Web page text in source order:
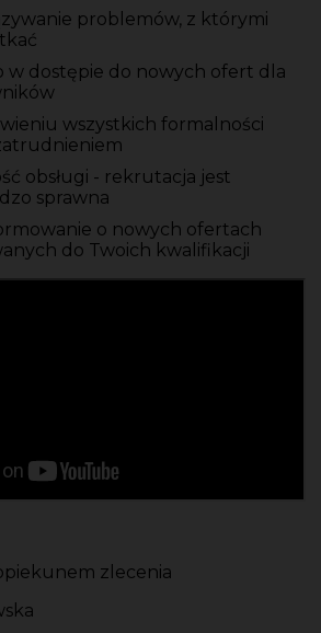
problemów, z którymi
w dostępie do nowych ofert dla
wszystkich formalności
obsługi - rekrutacja jest
sprawna
o nowych ofertach
do Twoich kwalifikacji
zlecenia